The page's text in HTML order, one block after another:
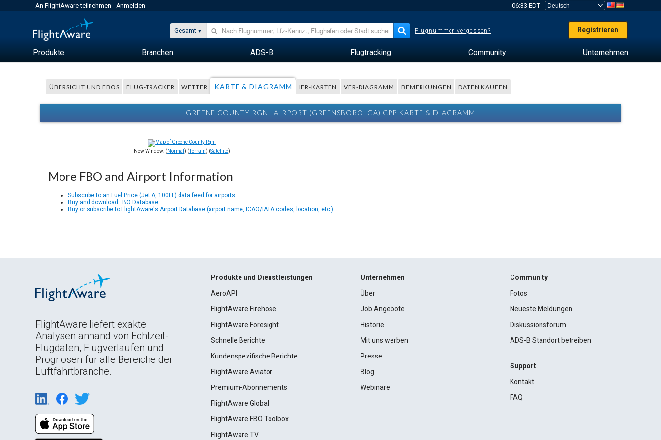
An FlightAware teilnehmen Anmelden 06:33 EDT
Gesamt Flugnummer vergessen? Registrieren
Produkte Branchen ADS-B Flugtracking Community Unternehmen
ÜBERSICHT UND FBOS FLUG-TRACKER WETTER KARTE & DIAGRAMM IFR-KARTEN VFR-DIAGRAMM BEMERKUNGEN DATEN KAUFEN
GREENE COUNTY RGNL AIRPORT (GREENSBORO, GA) CPP KARTE & DIAGRAMM
New Window: ( Normal ) (Terrain) (Satellite)
More FBO and Airport Information
Subscribe to an Fuel Price (Jet A, 100LL) data feed for airports
Buy and download FBO Database
Buy or subscribe to FlightAware's Airport Database (airport name, ICAO/IATA codes, location, etc.)
FlightAware liefert exakte
Analysen anhand von Echtzeit-
Flugdaten, Flugverläufen und
Prognosen für alle Bereiche der
Luftfahrtbranche.
Produkte und Dienstleistungen
AeroAPI
FlightAware Firehose
FlightAware Foresight
Schnelle Berichte
Kundenspezifische Berichte
FlightAware Aviator
Premium-Abonnements
FlightAware Global
FlightAware FBO Toolbox
FlightAware TV
Unternehmen
Über
Job Angebote
Historie
Mit uns werben
Presse
Blog
Webinare
Community
Fotos
Neueste Meldungen
Diskussionsforum
ADS-B Standort betreiben
Support
Kontakt
FAQ